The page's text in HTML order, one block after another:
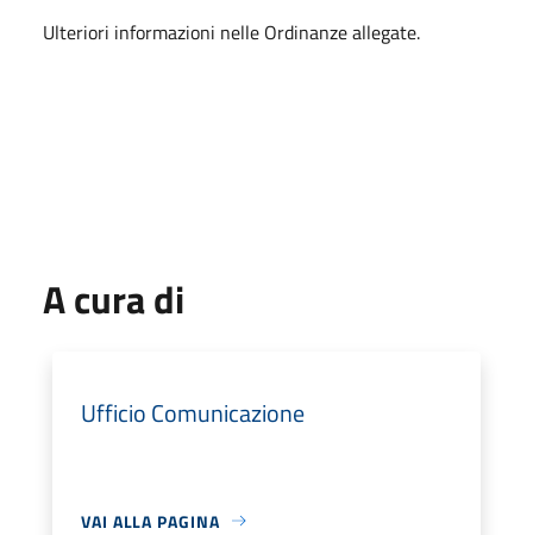
Ulteriori informazioni nelle Ordinanze allegate.
A cura di
Ufficio Comunicazione
VAI ALLA PAGINA